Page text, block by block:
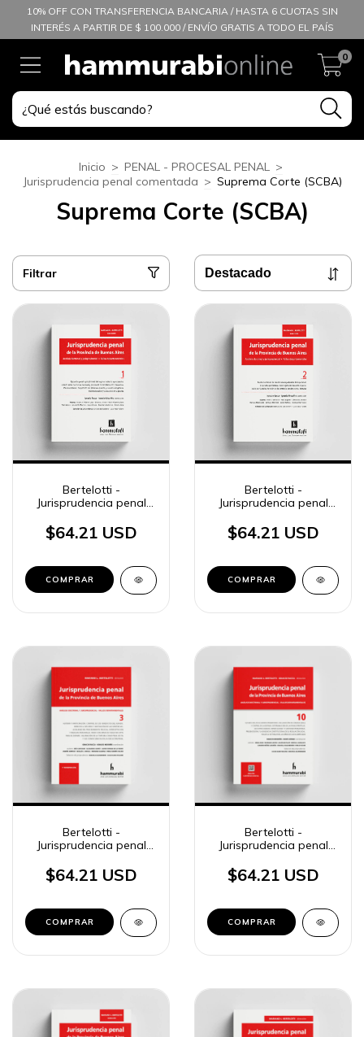
10% OFF CON TRANSFERENCIA BANCARIA / HASTA 6 CUOTAS SIN
INTERÉS A PARTIR DE $ 100.000 / ENVÍO GRATIS A TODO EL PAÍS
0
Inicio > PENAL - PROCESAL PENAL >
Jurisprudencia penal comentada > Suprema Corte (SCBA)
Suprema Corte (SCBA)
Filtrar
Bertelotti -
Jurisprudencia penal
$64.21 USD
COMPRAR
Bertelotti -
Jurisprudencia penal
$64.21 USD
COMPRAR
Bertelotti -
Jurisprudencia penal
$64.21 USD
COMPRAR
Bertelotti -
Jurisprudencia penal
$64.21 USD
COMPRAR